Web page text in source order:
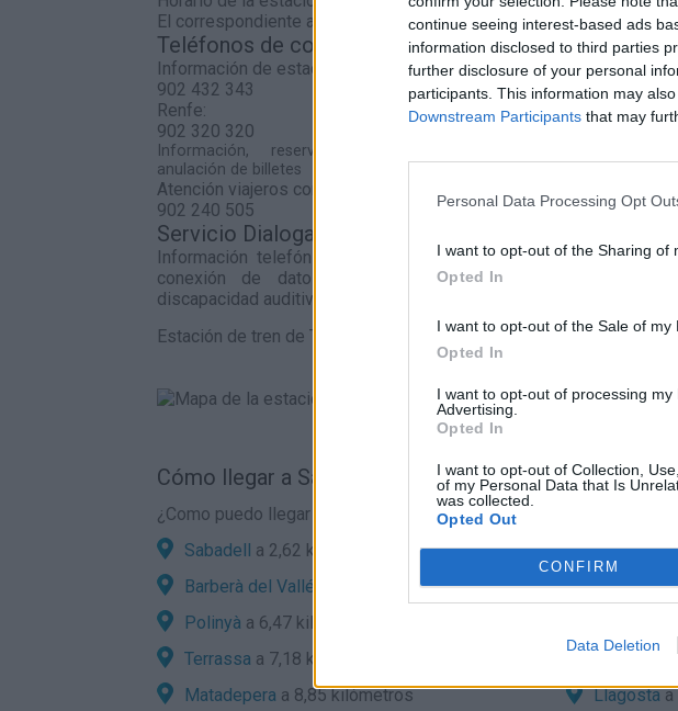
continue seeing interest-based ads
information disclosed to third parties
further disclosure of your personal
participants. This information may
Downstream Participants that may
Personal Data Processing Opt
I want to opt-out of the Sharing of
Opted In
I want to opt-out of the Sale of my
Opted In
I want to opt-out of processing
Advertising.
Opted In
I want to opt-out of Collection,
of my Personal Data that Is
was collected.
Opted Out
CONFIRM
Data Deletion
El correspondiente al servicio de Cercanías
Teléfonos de contacto
Información de estaciones
902 432 343
Renfe:
902 320 320
Información, reserva, venta, cambio y
anulación de billetes
Atención viajeros con discapacidad
902 240 505
Servicio Dialoga:
Información telefónica de Adif a través de móvil con
conexión de datos para personas sordas y con
discapacidad auditiva.
Estación de tren de Terrassa en el mapa
Cómo llegar a Sant Quirze del Valles por carretera:
¿Como puedo llegar en coche a Sant Quirze del Valles desde
Sabadell a 2,62 kilómetros Badia del
Barberà del Vallés
a 3,80 kilómetros Rubia 6,30
Polinyà a 6,47 kilómetros
Terrassa a 7,18 kilómetros Santa
Matadepera a 8,85 kilómetros Llagostaa